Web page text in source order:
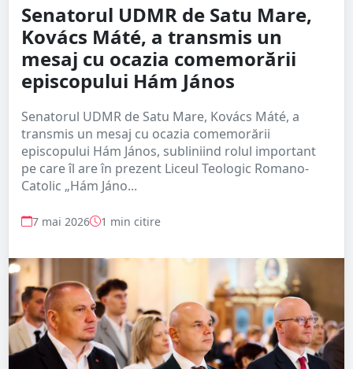
Senatorul UDMR de Satu Mare,
Kovács Máté, a transmis un
mesaj cu ocazia comemorării
episcopului Hám János
Senatorul UDMR de Satu Mare, Kovács Máté, a
transmis un mesaj cu ocazia comemorării
episcopului Hám János, subliniind rolul important
pe care îl are în prezent Liceul Teologic Romano-
Catolic „Hám Jáno...
7 mai 2026 1 min citire